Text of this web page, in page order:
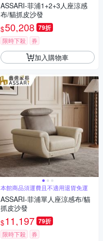
ASSARI-菲浦1+2+3人座涼感
布/貓抓皮沙發
$50,208 79折
限時下殺 券
加入購物車
本館商品須運費且不適用退貨免運
ASSARI-菲浦單人座涼感布/貓
抓皮沙發
$11,197 79折
限時下殺 券